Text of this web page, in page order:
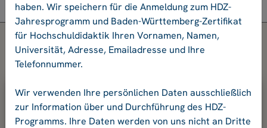
Login
Bitte geben Sie Ihre E-Mail-Adresse
und Ihr Passwort an.
haben. Wir speichern für die Anmeldung zum HDZ-
Jahresprogramm und Baden-Württemberg-Zertifikat
für Hochschuldidaktik Ihren Vornamen, Namen,
Universität, Adresse, Emailadresse und Ihre
Telefonnummer.
Wir verwenden Ihre persönlichen Daten ausschließlich
zur Information über und Durchführung des HDZ-
Programms. Ihre Daten werden von uns nicht an Dritte